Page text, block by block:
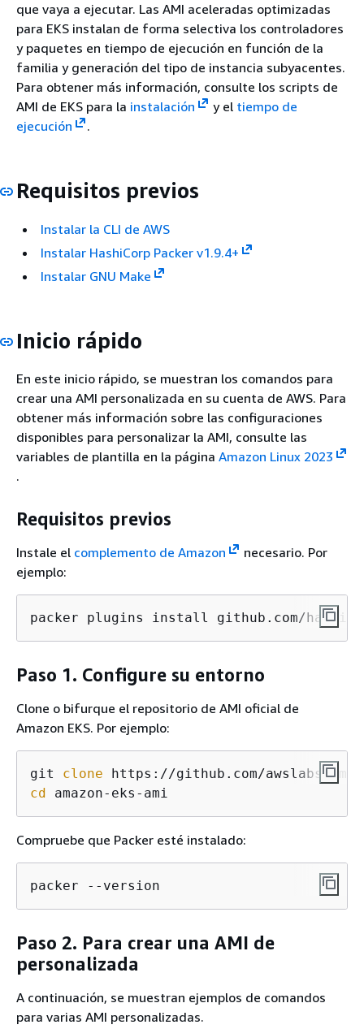
que vaya a ejecutar. Las AMI aceleradas optimizadas
para EKS instalan de forma selectiva los controladores
y paquetes en tiempo de ejecución en función de la
familia y generación del tipo de instancia subyacentes.
Para obtener más información, consulte los scripts de
AMI de EKS para la instalación y el tiempo de
ejecución
.
Requisitos previos
Instalar la CLI de AWS
Instalar HashiCorp Packer v1.9.4+
Instalar GNU Make
Inicio rápido
En este inicio rápido, se muestran los comandos para
crear una AMI personalizada en su cuenta de AWS. Para
obtener más información sobre las configuraciones
disponibles para personalizar la AMI, consulte las
variables de plantilla en la página Amazon Linux 2023
.
Requisitos previos
Instale el complemento de Amazon
necesario. Por
ejemplo:
packer plugins install github.com/
Paso 1. Configure su entorno
Clone o bifurque el repositorio de AMI oficial de
Amazon EKS. Por ejemplo:
git clone
cd amazon-eks-ami
Compruebe que Packer esté instalado:
packer --version
Paso 2. Para crear una AMI de
personalizada
A continuación, se muestran ejemplos de comandos
para varias AMI personalizadas.